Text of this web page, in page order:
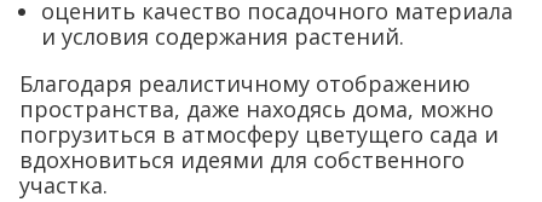
оценить качество посадочного материала
и условия содержания растений.
Благодаря реалистичному отображению
пространства, даже находясь дома, можно
погрузиться в атмосферу цветущего сада и
вдохновиться идеями для собственного
участка.